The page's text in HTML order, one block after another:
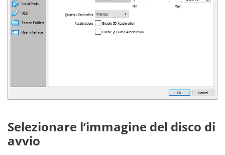
Selezionare l’immagine del disco di
avvio